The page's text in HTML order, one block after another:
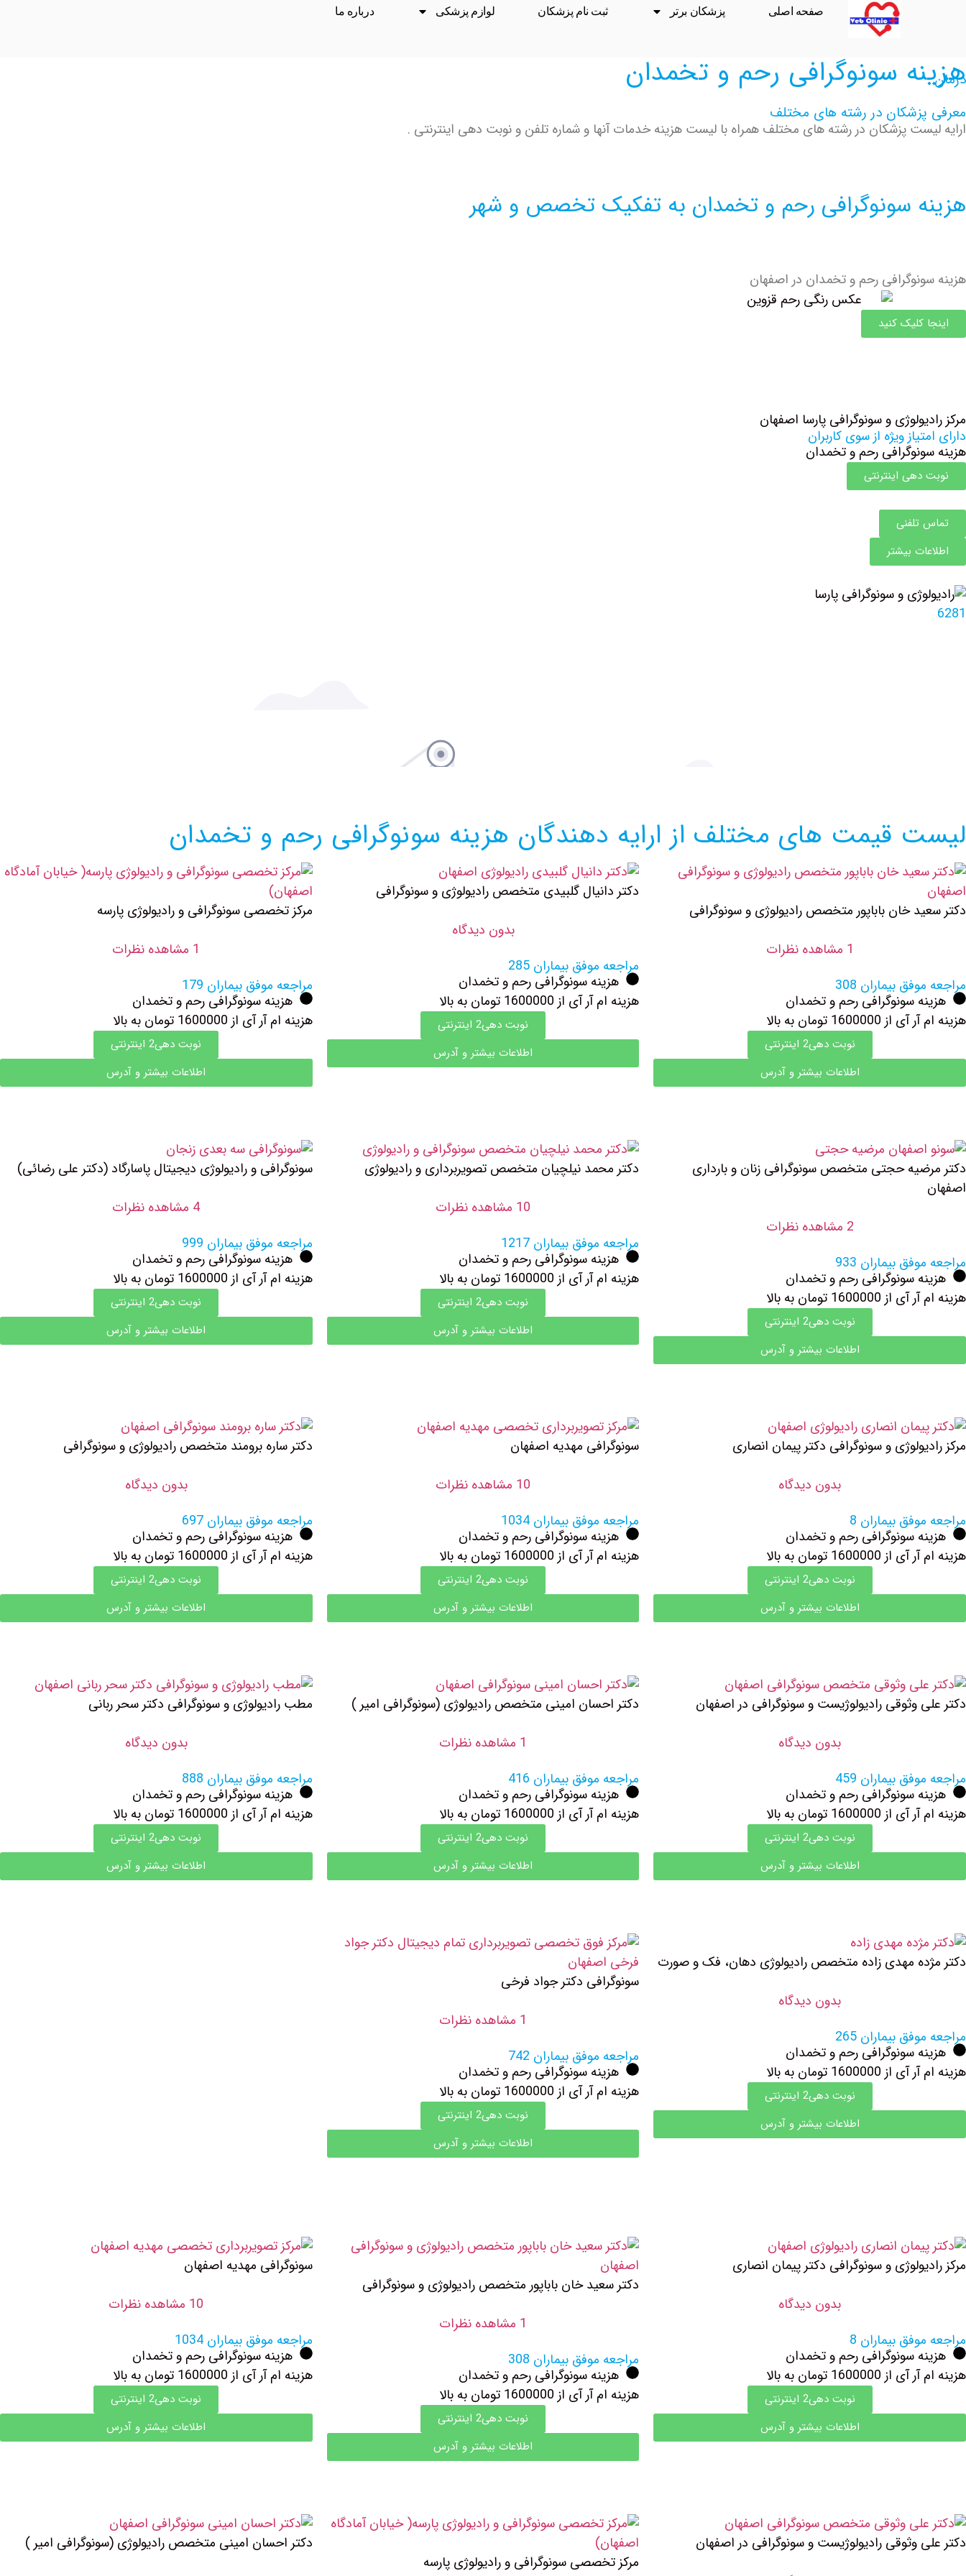
صفحه اصلی پزشکان برتر ثبت نام پزشکان لوازم پزشکی درباره ما
هزینه سونوگرافی رحم و تخمدان
درمان
معرفی پزشکان در رشته های مختلف
ارایه لیست پزشکان در رشته های مختلف همراه با لیست هزینه خدمات آنها و شماره تلفن و نوبت دهی اینترنتی .
هزینه سونوگرافی رحم و تخمدان به تفکیک تخصص و شهر
هزینه سونوگرافی رحم و تخمدان در اصفهان
اینجا کلیک کنید
مرکز رادیولوژی و سونوگرافی پارسا اصفهان
دارای امتیاز ویژه از سوی کاربران
هزینه سونوگرافی رحم و تخمدان
نوبت دهی اینترنتی
تماس تلفنی
اطلاعات بیشتر
6281
لیست قیمت های مختلف از ارایه دهندگان هزینه سونوگرافی رحم و تخمدان
دکتر سعید خان باباپور متخصص رادیولوژی و سونوگرافی
1 مشاهده نظرات
مراجعه موفق بیماران 308
هزینه سونوگرافی رحم و تخمدان
هزینه ام آر آی از 1600000 تومان به بالا
نوبت دهی2 اینترنتی
اطلاعات بیشتر و آدرس
دکتر دانیال گلبیدی متخصص رادیولوژی و سونوگرافی
بدون دیدگاه
مراجعه موفق بیماران 285
هزینه سونوگرافی رحم و تخمدان
هزینه ام آر آی از 1600000 تومان به بالا
نوبت دهی2 اینترنتی
اطلاعات بیشتر و آدرس
مرکز تخصصی سونوگرافی و رادیولوژی پارسه
1 مشاهده نظرات
مراجعه موفق بیماران 179
هزینه سونوگرافی رحم و تخمدان
هزینه ام آر آی از 1600000 تومان به بالا
نوبت دهی2 اینترنتی
اطلاعات بیشتر و آدرس
دکتر مرضیه حجتی متخصص سونوگرافی زنان و بارداری
اصفهان
2 مشاهده نظرات
مراجعه موفق بیماران 933
هزینه سونوگرافی رحم و تخمدان
هزینه ام آر آی از 1600000 تومان به بالا
نوبت دهی2 اینترنتی
اطلاعات بیشتر و آدرس
دکتر محمد نیلچیان متخصص تصویربرداری و رادیولوژی
10 مشاهده نظرات
مراجعه موفق بیماران 1217
هزینه سونوگرافی رحم و تخمدان
هزینه ام آر آی از 1600000 تومان به بالا
نوبت دهی2 اینترنتی
اطلاعات بیشتر و آدرس
سونوگرافی و رادیولوژی دیجیتال پاسارگاد (دکتر علی رضائی)
4 مشاهده نظرات
مراجعه موفق بیماران 999
هزینه سونوگرافی رحم و تخمدان
هزینه ام آر آی از 1600000 تومان به بالا
نوبت دهی2 اینترنتی
اطلاعات بیشتر و آدرس
مرکز رادیولوژی و سونوگرافی دکتر پیمان انصاری
بدون دیدگاه
مراجعه موفق بیماران 8
هزینه سونوگرافی رحم و تخمدان
هزینه ام آر آی از 1600000 تومان به بالا
نوبت دهی2 اینترنتی
اطلاعات بیشتر و آدرس
سونوگرافی مهدیه اصفهان
10 مشاهده نظرات
مراجعه موفق بیماران 1034
هزینه سونوگرافی رحم و تخمدان
هزینه ام آر آی از 1600000 تومان به بالا
نوبت دهی2 اینترنتی
اطلاعات بیشتر و آدرس
دکتر ساره برومند متخصص رادیولوژی و سونوگرافی
بدون دیدگاه
مراجعه موفق بیماران 697
هزینه سونوگرافی رحم و تخمدان
هزینه ام آر آی از 1600000 تومان به بالا
نوبت دهی2 اینترنتی
اطلاعات بیشتر و آدرس
دکتر علی وثوقی رادیولوژیست و سونوگرافی در اصفهان
بدون دیدگاه
مراجعه موفق بیماران 459
هزینه سونوگرافی رحم و تخمدان
هزینه ام آر آی از 1600000 تومان به بالا
نوبت دهی2 اینترنتی
اطلاعات بیشتر و آدرس
دکتر احسان امینی متخصص رادیولوژی (سونوگرافی امیر )
1 مشاهده نظرات
مراجعه موفق بیماران 416
هزینه سونوگرافی رحم و تخمدان
هزینه ام آر آی از 1600000 تومان به بالا
نوبت دهی2 اینترنتی
اطلاعات بیشتر و آدرس
مطب رادیولوژی و سونوگرافی دکتر سحر ربانی
بدون دیدگاه
مراجعه موفق بیماران 888
هزینه سونوگرافی رحم و تخمدان
هزینه ام آر آی از 1600000 تومان به بالا
نوبت دهی2 اینترنتی
اطلاعات بیشتر و آدرس
دکتر مژده مهدی زاده متخصص رادیولوژی دهان، فک و صورت
بدون دیدگاه
مراجعه موفق بیماران 265
هزینه سونوگرافی رحم و تخمدان
هزینه ام آر آی از 1600000 تومان به بالا
نوبت دهی2 اینترنتی
اطلاعات بیشتر و آدرس
سونوگرافی دکتر جواد فرخی
1 مشاهده نظرات
مراجعه موفق بیماران 742
هزینه سونوگرافی رحم و تخمدان
هزینه ام آر آی از 1600000 تومان به بالا
نوبت دهی2 اینترنتی
اطلاعات بیشتر و آدرس
مرکز رادیولوژی و سونوگرافی دکتر پیمان انصاری
بدون دیدگاه
مراجعه موفق بیماران 8
هزینه سونوگرافی رحم و تخمدان
هزینه ام آر آی از 1600000 تومان به بالا
نوبت دهی2 اینترنتی
اطلاعات بیشتر و آدرس
دکتر سعید خان باباپور متخصص رادیولوژی و سونوگرافی
1 مشاهده نظرات
مراجعه موفق بیماران 308
هزینه سونوگرافی رحم و تخمدان
هزینه ام آر آی از 1600000 تومان به بالا
نوبت دهی2 اینترنتی
اطلاعات بیشتر و آدرس
سونوگرافی مهدیه اصفهان
10 مشاهده نظرات
مراجعه موفق بیماران 1034
هزینه سونوگرافی رحم و تخمدان
هزینه ام آر آی از 1600000 تومان به بالا
نوبت دهی2 اینترنتی
اطلاعات بیشتر و آدرس
دکتر علی وثوقی رادیولوژیست و سونوگرافی در اصفهان
مرکز تخصصی سونوگرافی و رادیولوژی پارسه
دکتر احسان امینی متخصص رادیولوژی (سونوگرافی امیر )